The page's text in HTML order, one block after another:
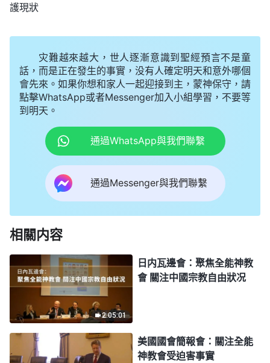
護現狀
灾難越來越大，世人逐漸意識到聖經預言不是童
話，而是正在發生的事實，没有人確定明天和意外哪個
會先來。如果你想和家人一起迎接到主，蒙神保守，請
點擊WhatsApp或者Messenger加入小組學習，不要等
到明天。
通過WhatsApp與我們聯繫
通過Messenger與我們聯繫
相關内容
2:05:01
日内瓦邊會：聚焦全能神教
會 關注中國宗教自由狀况
美國國會簡報會：關注全能
神教會受迫害事實